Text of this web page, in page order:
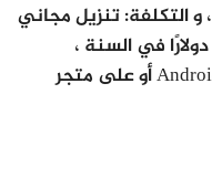
الأعمار الأكثر ملاءمة للتطبيق : 1-5 ، و التكلفة: تنزيل مجاني
، اشتراك 6 دولارات في الشهر أو 50 دولارًا في السنة ،
ويمكنك أن تحصل عليه لـ: iOS أو Android أو على متجر